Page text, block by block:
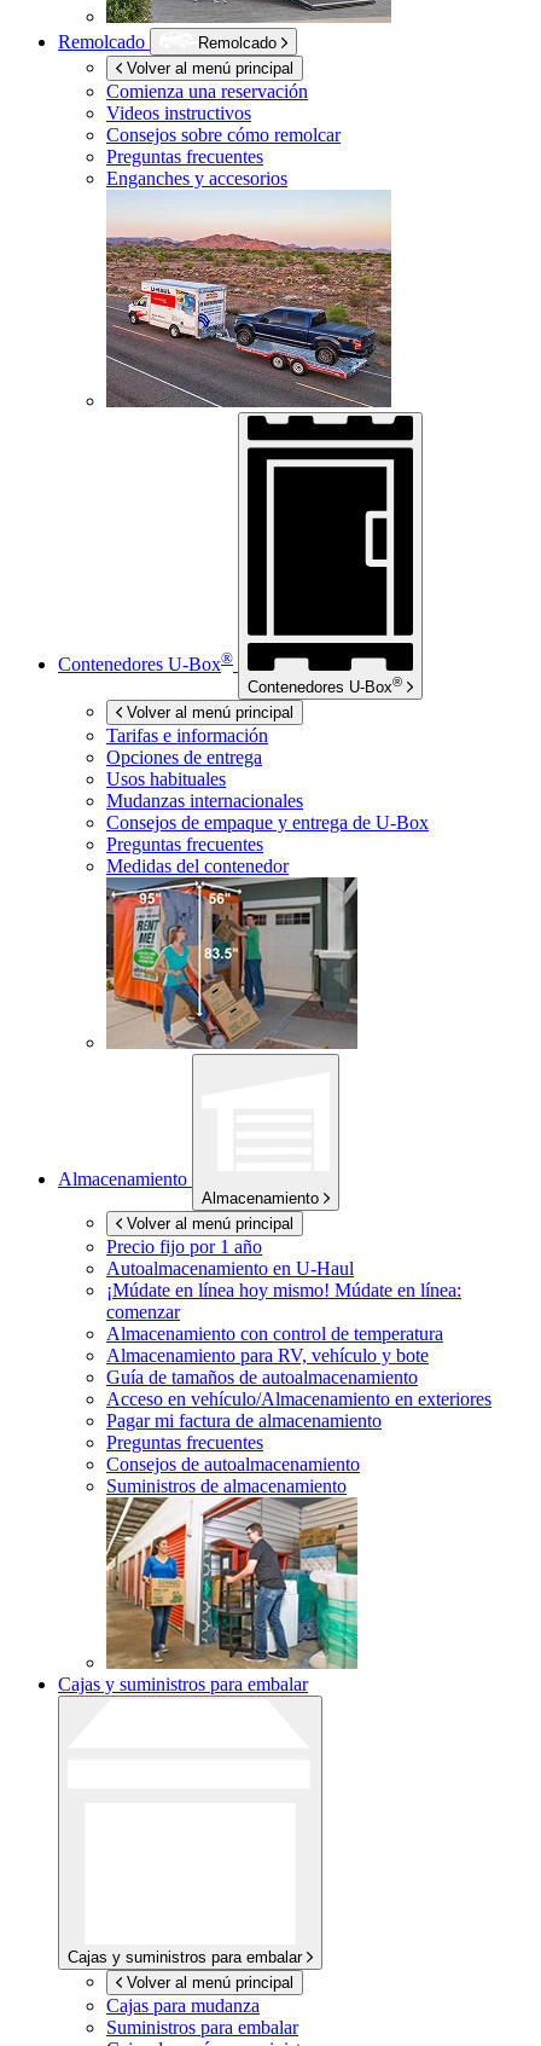
Remolcado
Remolcado
Volver al menú principal
Comienza una reservación
Videos instructivos
Consejos sobre cómo remolcar
Preguntas frecuentes
Enganches y accesorios
Contenedores U-Box®
Contenedores U-Box®
Volver al menú principal
Tarifas e información
Opciones de entrega
Usos habituales
Mudanzas internacionales
Consejos de empaque y entrega de U-Box
Preguntas frecuentes
Medidas del contenedor
Almacenamiento
Almacenamiento
Volver al menú principal
Precio fijo por 1 año
Autoalmacenamiento en U-Haul
¡Múdate en línea hoy mismo! Múdate en línea:
comenzar
Almacenamiento con control de temperatura
Almacenamiento para RV, vehículo y bote
Guía de tamaños de autoalmacenamiento
Acceso en vehículo/Almacenamiento en exteriores
Pagar mi factura de almacenamiento
Preguntas frecuentes
Consejos de autoalmacenamiento
Suministros de almacenamiento
Cajas y suministros para embalar
Cajas y suministros para embalar
Volver al menú principal
Cajas para mudanza
Suministros para embalar